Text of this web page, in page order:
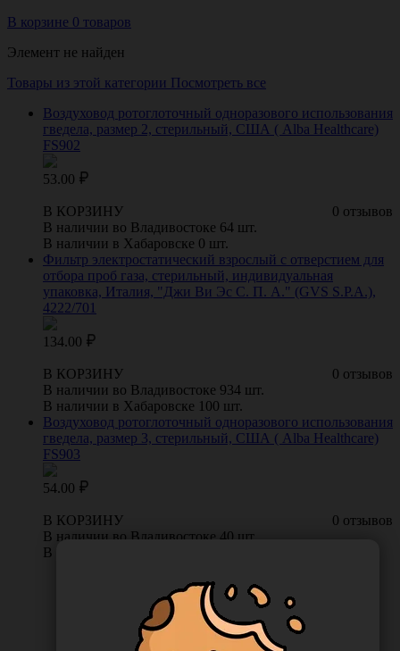
В корзине 0 товаров
Элемент не найден
Товары из этой категории Посмотреть все
Воздуховод ротоглоточный одноразового использования
гведела, размер 2, стерильный, США ( Alba Healthcare)
FS902
53.00
0 отзывов
В КОРЗИНУ
В наличии во Владивостоке 64 шт.
В наличии в Хабаровске 0 шт.
Фильтр электростатический взрослый с отверстием для
отбора проб газа, стерильный, индивидуальная
упаковка, Италия, "Джи Ви Эс С. П. А." (GVS S.P.A.),
4222/701
134.00
0 отзывов
В КОРЗИНУ
В наличии во Владивостоке 934 шт.
В наличии в Хабаровске 100 шт.
Воздуховод ротоглоточный одноразового использования
гведела, размер 3, стерильный, США ( Alba Healthcare)
FS903
54.00
0 отзывов
В КОРЗИНУ
В наличии во Владивостоке 40 шт.
В наличии в Хабаровске 3 шт.